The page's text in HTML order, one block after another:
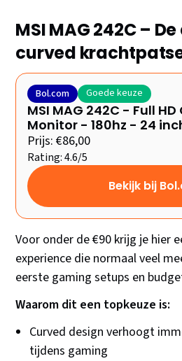
MSI MAG 242C –
curved
Bol.com Goede keuze
MSI MAG 242C - Full
Monitor - 180hz - 24
Prijs: €86,00
Rating: 4.6/5
Bekijk bij
Voor onder de €90 krijg je hier
experience die normaal veel
eerste gaming setups en
Waarom dit een topkeuze is:
Curved design verhoogt
tijdens gaming